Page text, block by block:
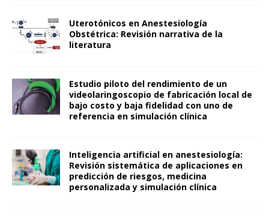
Uterotónicos en Anestesiología
Obstétrica: Revisión narrativa de la
literatura
Estudio piloto del rendimiento de un
videolaringoscopio de fabricación local de
bajo costo y baja fidelidad con uno de
referencia en simulación clínica
Inteligencia artificial en anestesiología:
Revisión sistemática de aplicaciones en
predicción de riesgos, medicina
personalizada y simulación clínica